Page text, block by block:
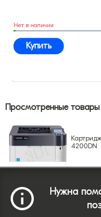
Нет в наличии
Купить
Просмотренные товары
4200DN
Нужна